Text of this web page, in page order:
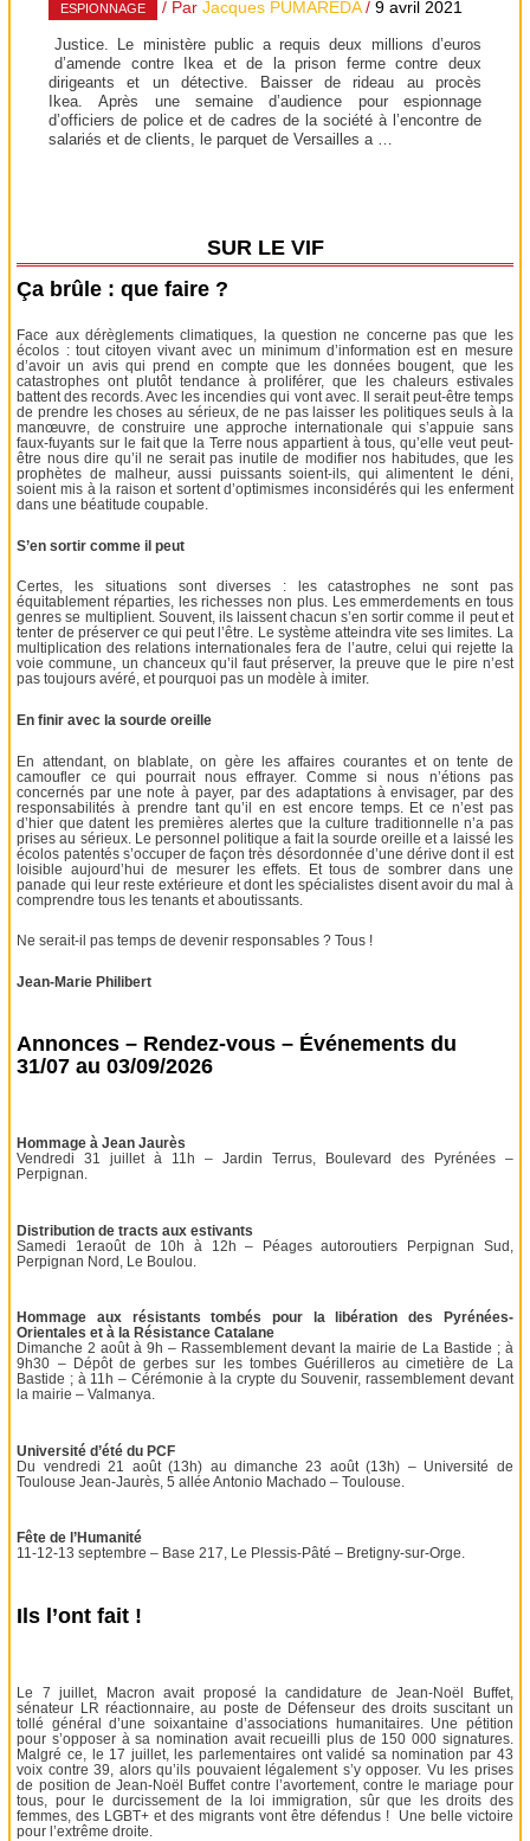
ESPIONNAGE / ParJacques PUMAREDA /9 avril 2021
Justice. Le ministère public a requis deux millions d’euros
d’amende contre Ikea et de la prison ferme contre deux
dirigeants et un détective. Baisser de rideau au procès
Ikea. Après une semaine d’audience pour espionnage
d’officiers de police et de cadres de la société à l’encontre de
salariés et de clients, le parquet de Versailles a …
SUR LE VIF
Ça brûle : que faire ?
Face aux dérèglements climatiques, la question ne concerne pas que les
écolos : tout citoyen vivant avec un minimum d’information est en mesure
d’avoir un avis qui prend en compte que les données bougent, que les
catastrophes ont plutôt tendance à proliférer, que les chaleurs estivales
battent des records. Avec les incendies qui vont avec. Il serait peut-être temps
de prendre les choses au sérieux, de ne pas laisser les politiques seuls à la
manœuvre, de construire une approche internationale qui s’appuie sans
faux-fuyants sur le fait que la Terre nous appartient à tous, qu’elle veut peut-
être nous dire qu’il ne serait pas inutile de modifier nos habitudes, que les
prophètes de malheur, aussi puissants soient-ils, qui alimentent le déni,
soient mis à la raison et sortent d’optimismes inconsidérés qui les enferment
dans une béatitude coupable.
S’en sortir comme il peut
Certes, les situations sont diverses : les catastrophes ne sont pas
équitablement réparties, les richesses non plus. Les emmerdements en tous
genres se multiplient. Souvent, ils laissent chacun s’en sortir comme il peut et
tenter de préserver ce qui peut l’être. Le système atteindra vite ses limites. La
multiplication des relations internationales fera de l’autre, celui qui rejette la
voie commune, un chanceux qu’il faut préserver, la preuve que le pire n’est
pas toujours avéré, et pourquoi pas un modèle à imiter.
En finir avec la sourde oreille
En attendant, on blablate, on gère les affaires courantes et on tente de
camoufler ce qui pourrait nous effrayer. Comme si nous n’étions pas
concernés par une note à payer, par des adaptations à envisager, par des
responsabilités à prendre tant qu’il en est encore temps. Et ce n’est pas
d’hier que datent les premières alertes que la culture traditionnelle n’a pas
prises au sérieux. Le personnel politique a fait la sourde oreille et a laissé les
écolos patentés s’occuper de façon très désordonnée d’une dérive dont il est
loisible aujourd’hui de mesurer les effets. Et tous de sombrer dans une
panade qui leur reste extérieure et dont les spécialistes disent avoir du mal à
comprendre tous les tenants et aboutissants.
Ne serait-il pas temps de devenir responsables ? Tous !
Jean-Marie Philibert
Annonces – Rendez-vous – Événements du
31/07 au 03/09/2026
Hommage à Jean Jaurès
Vendredi 31 juillet à 11h – Jardin Terrus, Boulevard des Pyrénées –
Perpignan.
Distribution de tracts aux estivants
Samedi 1eraoût de 10h à 12h – Péages autoroutiers Perpignan Sud,
Perpignan Nord, Le Boulou.
Hommage aux résistants tombés pour la libération des Pyrénées-
Orientales et à la Résistance Catalane
Dimanche 2 août à 9h – Rassemblement devant la mairie de La Bastide ; à
9h30 – Dépôt de gerbes sur les tombes Guérilleros au cimetière de La
Bastide ; à 11h – Cérémonie à la crypte du Souvenir, rassemblement devant
la mairie – Valmanya.
Université d’été du PCF
Du vendredi 21 août (13h) au dimanche 23 août (13h) – Université de
Toulouse Jean-Jaurès, 5 allée Antonio Machado – Toulouse.
Fête de l’Humanité
11-12-13 septembre – Base 217, Le Plessis-Pâté – Bretigny-sur-Orge.
Ils l’ont fait !
Le 7 juillet, Macron avait proposé la candidature de Jean-Noël Buffet,
sénateur LR réactionnaire, au poste de Défenseur des droits suscitant un
tollé général d’une soixantaine d’associations humanitaires. Une pétition
pour s’opposer à sa nomination avait recueilli plus de 150 000 signatures.
Malgré ce, le 17 juillet, les parlementaires ont validé sa nomination par 43
voix contre 39, alors qu’ils pouvaient légalement s’y opposer. Vu les prises
de position de Jean-Noël Buffet contre l’avortement, contre le mariage pour
tous, pour le durcissement de la loi immigration, sûr que les droits des
femmes, des LGBT+ et des migrants vont être défendus ! Une belle victoire
pour l’extrême droite.